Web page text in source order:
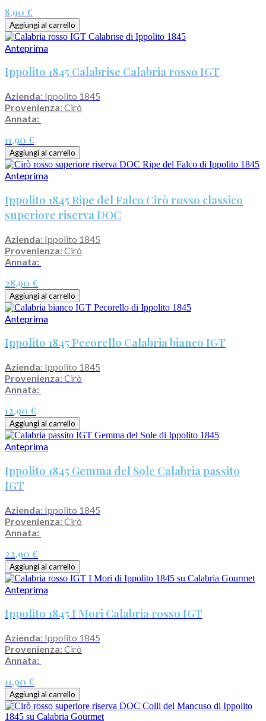
8,90 €
Aggiungi al carrello
Anteprima
Ippolito 1845 Calabrise Calabria rosso IGT
Azienda: Ippolito 1845
Provenienza: Cirò
Annata:
11,90 €
Aggiungi al carrello
Anteprima
Ippolito 1845 Ripe del Falco Cirò rosso classico
superiore riserva DOC
Azienda: Ippolito 1845
Provenienza: Cirò
Annata:
28,90 €
Aggiungi al carrello
Anteprima
Ippolito 1845 Pecorello Calabria bianco IGT
Azienda: Ippolito 1845
Provenienza: Cirò
Annata:
12,90 €
Aggiungi al carrello
Anteprima
Ippolito 1845 Gemma del Sole Calabria passito
IGT
Azienda: Ippolito 1845
Provenienza: Cirò
Annata:
22,90 €
Aggiungi al carrello
Anteprima
Ippolito 1845 I Mori Calabria rosso IGT
Azienda: Ippolito 1845
Provenienza: Cirò
Annata:
11,90 €
Aggiungi al carrello